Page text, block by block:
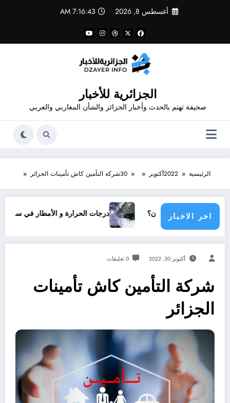
أغسطس 8, 2026 7:16:43 AM
الجزائرية للأخبار
صحيفة تهتم بالحدث وأخبار الجزائر والشأن المغاربي والعربي
الرئيسية 2022أكتوبر 30شركة التأمين كاش تأمينات الجزائر
اخر الاخبار
يناشدون؟ درجات الحرارة و الأمطار في سبتمبر 2026 في الجزائر
أكتوبر 30, 2022 0 تعليقات
شركة التأمين كاش تأمينات
الجزائر